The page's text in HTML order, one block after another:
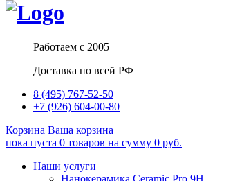
Работаем с 2005
Доставка по всей РФ
8 (495) 767-52-50
+7 (926) 604-00-80
Корзина Ваша корзина
пока пуста 0 товаров на сумму 0 руб.
Наши услуги
Нанокерамика Ceramic Pro 9H